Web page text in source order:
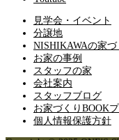
見学会・イベント
分譲地
NISHIKAWAの家づ
お家の事例
スタッフの家
会社案内
スタッフブログ
お家づくりBOOK
個人情報保護方針